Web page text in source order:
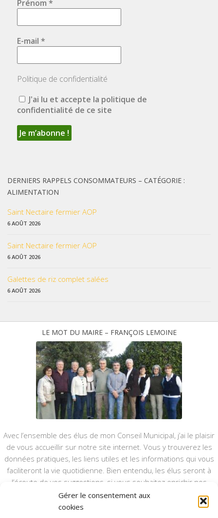
Gérer le consentement aux
cookies
Prénom *
E-mail *
Politique de confidentialité
J'ai lu et accepte la politique de
confidentialité de ce site
DERNIERS RAPPELS CONSOMMATEURS – CATÉGORIE :
ALIMENTATION
Saint Nectaire fermier AOP
6 AOÛT 2026
Saint Nectaire fermier AOP
6 AOÛT 2026
Galettes de riz complet salées
6 AOÛT 2026
LE MOT DU MAIRE – FRANÇOIS LEMOINE
Avec l’ensemble des élus de mon Conseil Municipal, j’ai le plaisir
de vous accueillir sur notre site internet. Vous y trouverez les
données pratiques, les liens utiles et les informations qui vous
faciliteront la vie quotidienne. Bien entendu, les élus seront à
l’écoute de vos suggestions, si vous souhaitez enrichir nos
rubriques ou nos informations.
Ce type de communication vient en complément du bulletin